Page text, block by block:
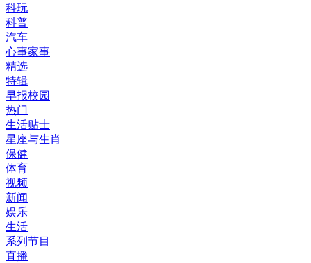
科玩
科普
汽车
心事家事
精选
特辑
早报校园
热门
生活贴士
星座与生肖
保健
体育
视频
新闻
娱乐
生活
系列节目
直播